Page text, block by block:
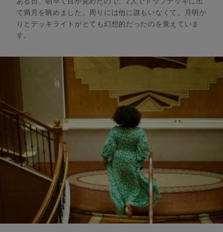
ある日、朝早く目が覚めたので、2人でトップデッキに出
て満月を眺めました。周りには他に誰もいなくて、月明か
りとデッキライトがとても幻想的だったのを覚えていま
す。